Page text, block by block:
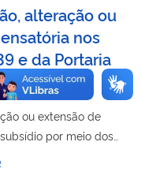
alteração ou
nos
e da Portaria
ou extensão de
por meio dos
de 18 de
de 14 de fevereiro de